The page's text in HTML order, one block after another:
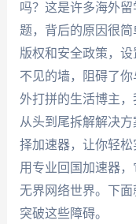
吗？这是许多海外
题，背后的原因很
版权和安全政策，
不见的墙，阻碍了
外打拼的生活博主
从头到尾拆解解决
择加速器，让你轻
用专业回国加速器
无界网络世界。下
突破这些障碍。